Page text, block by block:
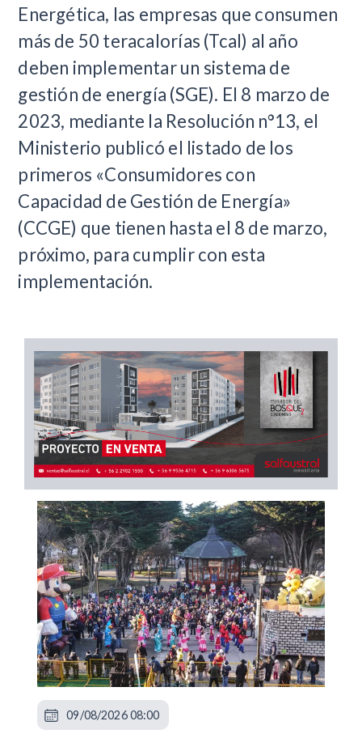
Energética, las empresas que consumen
más de 50 teracalorías (Tcal) al año
deben implementar un sistema de
gestión de energía (SGE). El 8 marzo de
2023, mediante la Resolución n°13, el
Ministerio publicó el listado de los
primeros «Consumidores con
Capacidad de Gestión de Energía»
(CCGE) que tienen hasta el 8 de marzo,
próximo, para cumplir con esta
implementación.
09/08/2026 08:00